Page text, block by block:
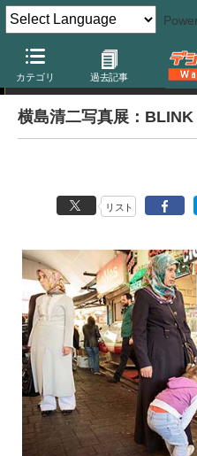
カテゴリ 過去記事
写真展告知
横島清二写真展：
リスト